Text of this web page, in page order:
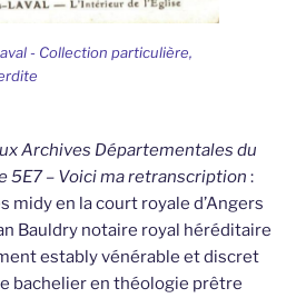
- Collection particulière,
Archives Départementales du
5E7 – Voici ma retranscription :
midy en la court royale d’Angers
Bauldry notaire royal héréditaire
estably vénérable et discret
bachelier en théologie prêtre